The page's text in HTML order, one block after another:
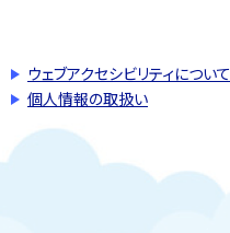
ウェブアクセシビリティについて
個人情報の取扱い